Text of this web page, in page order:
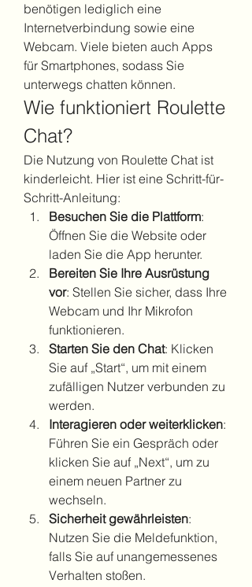
benötigen lediglich eine
Internetverbindung sowie eine
Webcam. Viele bieten auch Apps
für Smartphones, sodass Sie
unterwegs chatten können.
Wie funktioniert Roulette
Chat?
Die Nutzung von Roulette Chat ist
kinderleicht. Hier ist eine Schritt-für-
Schritt-Anleitung:
Besuchen Sie die Plattform:
Öffnen Sie die Website oder
laden Sie die App herunter.
Bereiten Sie Ihre Ausrüstung
vor: Stellen Sie sicher, dass Ihre
Webcam und Ihr Mikrofon
funktionieren.
Starten Sie den Chat: Klicken
Sie auf „Start“, um mit einem
zufälligen Nutzer verbunden zu
werden.
Interagieren oder weiterklicken:
Führen Sie ein Gespräch oder
klicken Sie auf „Next“, um zu
einem neuen Partner zu
wechseln.
Sicherheit gewährleisten:
Nutzen Sie die Meldefunktion,
falls Sie auf unangemessenes
Verhalten stoßen.